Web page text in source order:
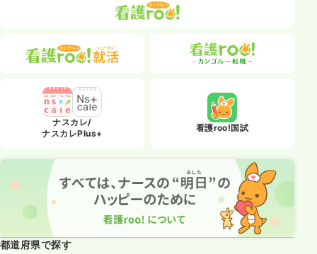
ナスカレ/
ナスカレPlus+
看護roo!国試
都道府県で探す